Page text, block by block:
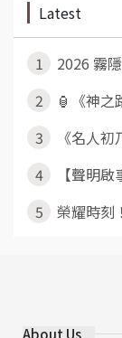
Latest
1
2026 霧
2
🏮《神
3
《名人
4
【聲明
5
榮耀時刻
About Us